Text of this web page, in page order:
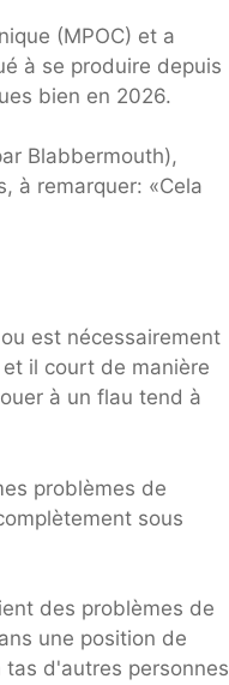
(MPOC) et a
à se produire depuis
bien en 2026.
Blabbermouth),
à remarquer: «Cela
est nécessairement
il court de manière
à un flau tend à
problèmes de
sous
des problèmes de
une position de
tas d'autres personnes